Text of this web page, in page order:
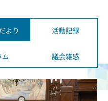
より 活動記録
ム 議会雑感